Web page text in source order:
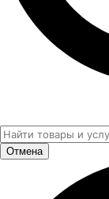
Отмена